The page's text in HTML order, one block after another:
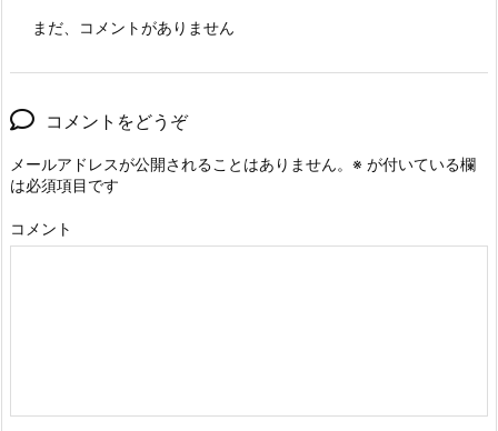
まだ、コメントがありません
コメントをどうぞ
メールアドレスが公開されることはありません。 ※ が付いている欄
は必須項目です
コメント